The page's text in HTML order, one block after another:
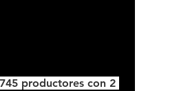
productores con 2